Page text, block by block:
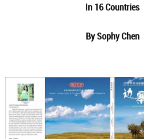
In 16 Countries
By Sophy Chen